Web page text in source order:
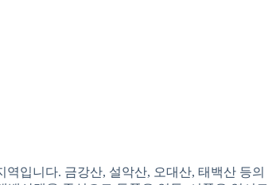
입니다. 금강산, 설악산, 오대산, 태백산 등의